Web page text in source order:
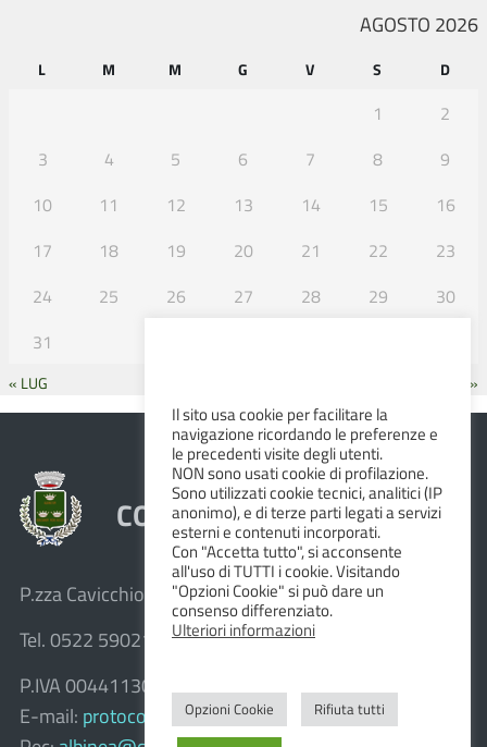
AGOSTO 2026
L M M G V S D
1
2
3
4 5 6 7 8
9
10
11 12 13 14 15
16
17
18 19 20 21 22
23
24
25 26 27 28 29
30
31
« LUG SET »
COMUNE DI ALBINEA
P.zza Cavicchioni, 8 – 42020 Albinea (R.E.)
Tel. 0522 590211 – Fax 0522 590236
P.IVA 00441130358
E-mail: protocollo@comune.albinea.re.it
Il sito usa cookie per facilitare la
navigazione ricordando le preferenze e
le precedenti visite degli utenti.
NON sono usati cookie di profilazione.
Sono utilizzati cookie tecnici, analitici (IP
anonimo), e di terze parti legati a servizi
esterni e contenuti incorporati.
Con "Accetta tutto", si acconsente
all'uso di TUTTI i cookie. Visitando
"Opzioni Cookie" si può dare un
consenso differenziato.
Ulteriori informazioni
Opzioni Cookie Rifiuta tutti